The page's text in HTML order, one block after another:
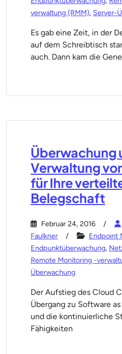
verwaltung (RMM), Server-
Es gab eine Zeit, in der
auf dem Schreibtisch
auch. Dann kam die
Überwachung
Verwaltung
für Ihre
Belegschaft
Februar 24, 2016
Faulkner
Endpoint
Endpunktüberwachung,
Remote Monitoring -
Überwachung
Der Aufstieg des Cloud
Übergang zu Software
und die kontinuierliche
Fähigkeiten